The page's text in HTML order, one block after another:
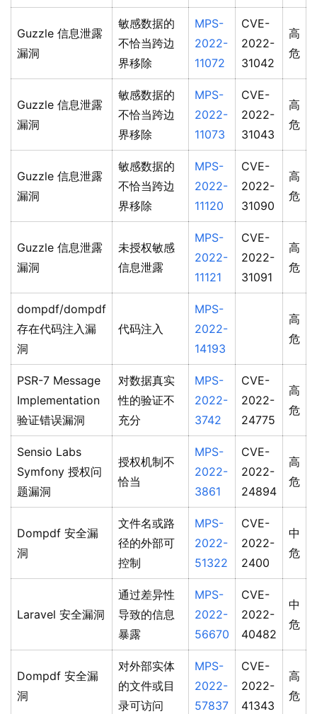
Guzzle 信息泄露
漏洞
敏感数据的
不恰当跨边
界移除
MPS-
2022-
11072
CVE-
2022-
31042
高
危
Guzzle 信息泄露
漏洞
敏感数据的
不恰当跨边
界移除
MPS-
2022-
11073
CVE-
2022-
31043
高
危
Guzzle 信息泄露
漏洞
敏感数据的
不恰当跨边
界移除
MPS-
2022-
11120
CVE-
2022-
31090
高
危
Guzzle 信息泄露
漏洞
未授权敏感
信息泄露
MPS-
2022-
11121
CVE-
2022-
31091
高
危
dompdf/dompdf
存在代码注入漏
洞
代码注入
MPS-
2022-
14193
高
危
PSR-7 Message
Implementation
验证错误漏洞
对数据真实
性的验证不
充分
MPS-
2022-
3742
CVE-
2022-
24775
高
危
Sensio Labs
Symfony 授权问
题漏洞
授权机制不
恰当
MPS-
2022-
3861
CVE-
2022-
24894
高
危
Dompdf 安全漏
洞
文件名或路
径的外部可
控制
MPS-
2022-
51322
CVE-
2022-
2400
中
危
Laravel 安全漏洞
通过差异性
导致的信息
暴露
MPS-
2022-
56670
CVE-
2022-
40482
中
危
Dompdf 安全漏
洞
对外部实体
的文件或目
录可访问
MPS-
2022-
57837
CVE-
2022-
41343
高
危